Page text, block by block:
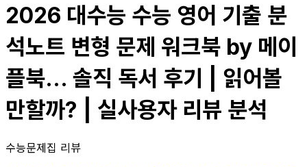
2026 대수능 수능 영어 기출 분
석노트 변형 문제 워크북 by 메이
플북... 솔직 독서 후기 | 읽어볼
만할까? | 실사용자 리뷰 분석
수능문제집 리뷰